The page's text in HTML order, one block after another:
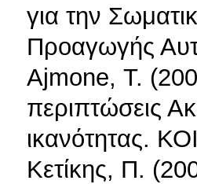
για την
Προαγωγής
Ajmone, Τ.
περιπτώσεις
ικανότητας.
Κετίκης, Π.